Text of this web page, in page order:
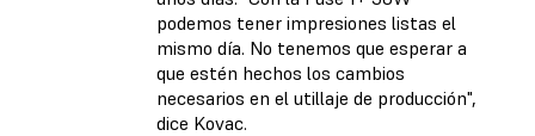
podemos tener impresiones listas el
mismo día. No tenemos que esperar a
que estén hechos los cambios
necesarios en el utillaje de producción",
dice Kovac.